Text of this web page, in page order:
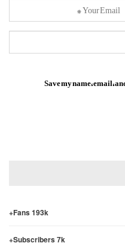
Save my name, email,
Fans 193k+
Subscribers 7k+